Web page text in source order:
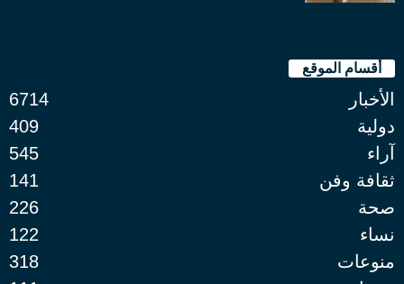
أقسام الموقع
الأخبار
6714
دولية
409
آراء
545
ثقافة وفن
141
صحة
226
نساء
122
منوعات
318